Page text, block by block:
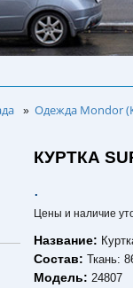
» Одежда Mondor
КУРТКА
.
Цены и наличие
Название:
Состав:Ткань:
Модель: 24807